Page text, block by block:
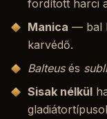
fordított harci
Manica — bal
karvédő.
Balteusés
Sisak nélkül